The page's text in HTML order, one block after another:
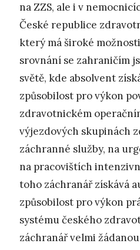
na ZZS, ale i v
České republice
který má široké
srovnání se zahraničím
světě, kde absolvent
způsobilost pro výkon
zdravotnickém
výjezdových skupinách
záchranné služby, na
na pracovištích
toho záchranář získává
způsobilost pro výkon
systému českého
záchranář velmi